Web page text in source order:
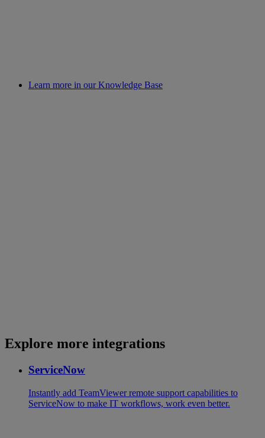
Learn more in our Knowledge Base
Explore more integrations
ServiceNow
Instantly add TeamViewer remote support capabilities to
ServiceNow to make IT workflows, work even better.